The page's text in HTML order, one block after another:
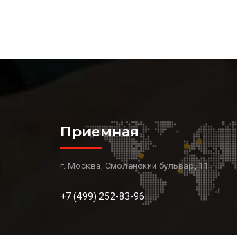
Приемная
г. Москва, Смоленский бульвар, 11
+7 (499) 252-83-96